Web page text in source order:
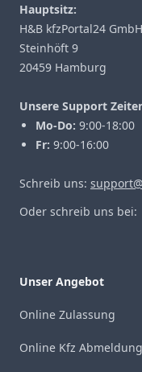
Hauptsitz:
H&B kfzPortal24 GmbH
Steinhöft 9
20459 Hamburg
Unsere Support
Mo-Do: 9:00-18:00
Fr: 9:00-16:00
Schreib uns:
Oder schreib uns bei:
Unser Angebot
Online Zulassung
Online Kfz Abmeldung